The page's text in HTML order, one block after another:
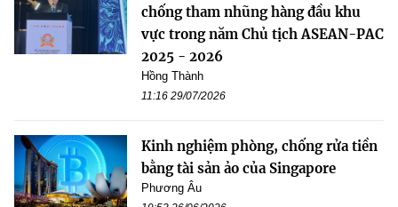
chống tham nhũng hàng đầu khu
vực trong năm Chủ tịch ASEAN-PAC
2025 - 2026
Hồng Thành
11:16 29/07/2026
Kinh nghiệm phòng, chống rửa tiền
bằng tài sản ảo của Singapore
Phương Âu